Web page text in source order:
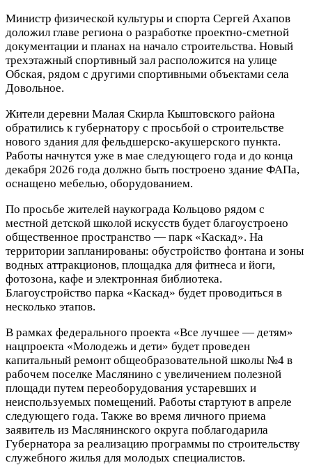
Министр физической культуры и спорта Сергей Ахапов
доложил главе региона о разработке проектно-сметной
документации и планах на начало строительства. Новый
трехэтажный спортивный зал расположится на улице
Обская, рядом с другими спортивными объектами села
Довольное.
Жители деревни Малая Скирла Кыштовского района
обратились к губернатору с просьбой о строительстве
нового здания для фельдшерско-акушерского пункта.
Работы начнутся уже в мае следующего года и до конца
декабря 2026 года должно быть построено здание ФАПа,
оснащено мебелью, оборудованием.
По просьбе жителей наукограда Кольцово рядом с
местной детской школой искусств будет благоустроено
общественное пространство — парк «Каскад». На
территории запланированы: обустройство фонтана и зоны
водных аттракционов, площадка для фитнеса и йоги,
фотозона, кафе и электронная библиотека.
Благоустройство парка «Каскад» будет проводиться в
несколько этапов.
В рамках федерального проекта «Все лучшее — детям»
нацпроекта «Молодежь и дети» будет проведен
капитальный ремонт общеобразовательной школы №4 в
рабочем поселке Маслянино с увеличением полезной
площади путем переоборудования устаревших и
неиспользуемых помещений. Работы стартуют в апреле
следующего года. Также во время личного приема
заявитель из Маслянинского округа поблагодарила
Губернатора за реализацию программы по строительству
служебного жилья для молодых специалистов.